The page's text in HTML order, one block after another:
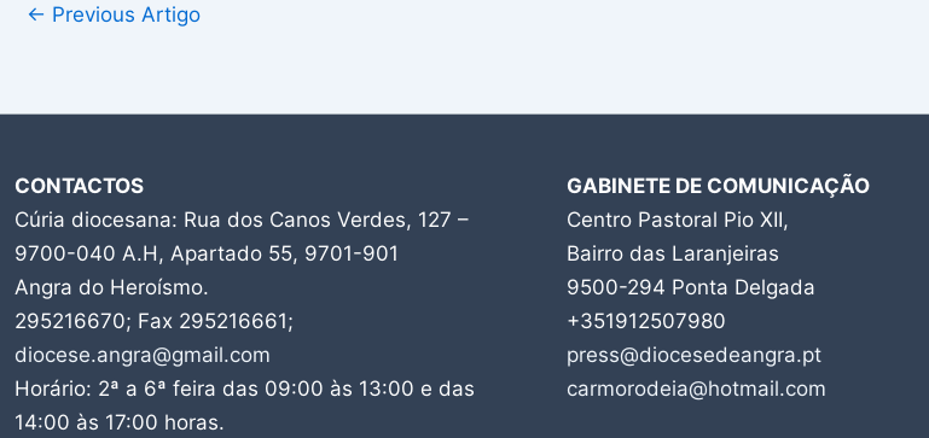
← Previous Artigo
CONTACTOS
Cúria diocesana: Rua dos Canos Verdes, 127 –
9700-040 A.H, Apartado 55, 9701-901
Angra do Heroísmo.
295216670; Fax 295216661;
diocese.angra@gmail.com
Horário: 2ª a 6ª feira das 09:00 às 13:00 e das
14:00 às 17:00 horas.
GABINETE DE COMUNICAÇÃO
Centro Pastoral Pio XII,
Bairro das Laranjeiras
9500-294 Ponta Delgada
+351912507980
press@diocesedeangra.pt
carmorodeia@hotmail.com